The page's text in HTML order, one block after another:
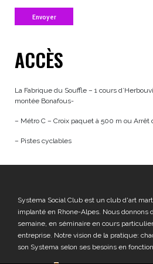
ACCÈS
La Fabrique du Souffle – 1 cours
montée Bonafous-
– Métro C – Croix paquet à 500 m ou Arrêt
– Pistes cyclables
Systema Social Club est un club d'art
implanté en Rhone-Alpes. Nous donnons
semaine, en séminaire en cours
entreprise. Notre vision de la pratique:
son Systema selon ses besoins en